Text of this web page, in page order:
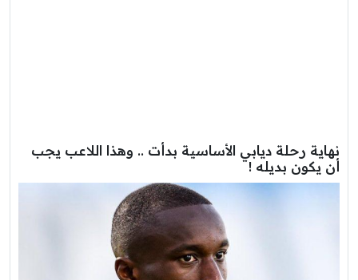
نهاية رحلة ديابي الأساسية بدأت .. وهذا اللاعب يجب
أن يكون بديله !